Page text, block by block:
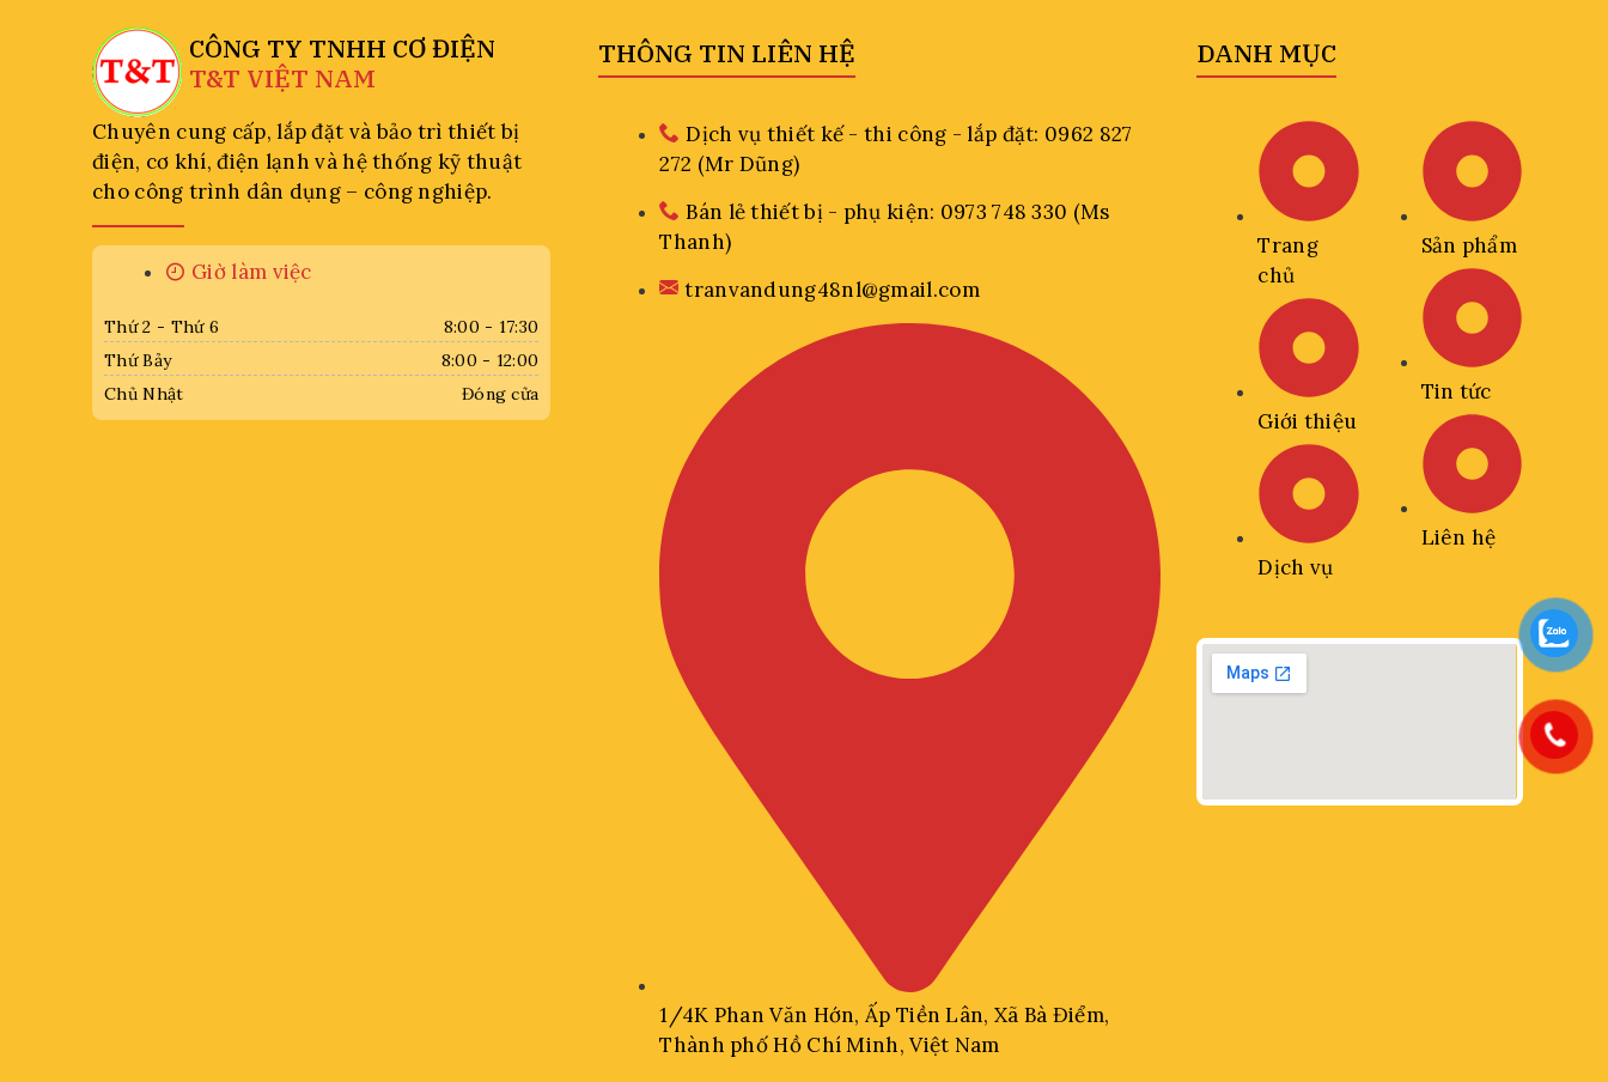
CÔNG TY TNHH CƠ ĐIỆN
T&T VIỆT NAM
Chuyên cung cấp, lắp đặt và bảo trì thiết bị
điện, cơ khí, điện lạnh và hệ thống kỹ thuật
cho công trình dân dụng – công nghiệp.
Giờ làm việc
Thứ 2 - Thứ 6
8:00 - 17:30
Thứ Bảy
8:00 - 12:00
Chủ Nhật
Đóng cửa
THÔNG TIN LIÊN HỆ
Dịch vụ thiết kế - thi công - lắp đặt: 0962 827
272 (Mr Dũng)
Bán lẻ thiết bị - phụ kiện: 0973 748 330 (Ms
Thanh)
tranvandung48nl@gmail.com
1/4K Phan Văn Hớn, Ấp Tiền Lân, Xã Bà Điểm,
Thành phố Hồ Chí Minh, Việt Nam
DANH MỤC
Trang
chủ
Giới thiệu
Dịch vụ
Sản phẩm
Tin tức
Liên hệ